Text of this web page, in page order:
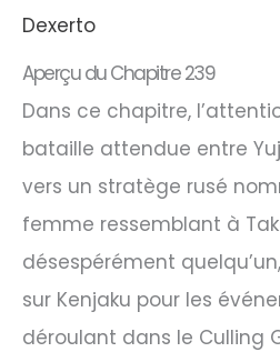
Dexerto
Aperçu du Chapitre 239
Dans ce chapitre,
bataille attendue entre
vers un stratège rusé
femme ressemblant à
désespérément
sur Kenjaku pour les
déroulant dans le Culling